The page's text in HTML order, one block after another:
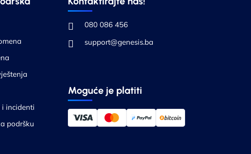
i incidenti
podršku
080 086 456
support@genesis.ba
Moguće je platiti